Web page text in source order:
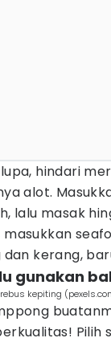
hindari
alot.
lalu masak
kerang,
gunakan
kepiting
Pilih